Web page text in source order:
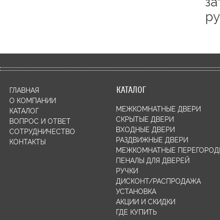
ГЛАВНАЯ
О КОМПАНИИ
КАТАЛОГ
ВОПРОС И ОТВЕТ
СОТРУДНИЧЕСТВО
КОНТАКТЫ
КАТАЛОГ
МЕЖКОМНАТНЫЕ ДВЕРИ
СКРЫТЫЕ ДВЕРИ
ВХОДНЫЕ ДВЕРИ
РАЗДВИЖНЫЕ ДВЕРИ
МЕЖКОМНАТНЫЕ
ПЕНАЛЫ ДЛЯ ДВЕРЕЙ
РУЧКИ
ДИСКОНТ/РАСПРОДАЖА
УСТАНОВКА
АКЦИИ И СКИДКИ
ГДЕ КУПИТЬ